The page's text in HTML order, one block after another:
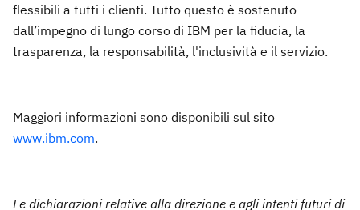
flessibili a tutti i clienti. Tutto questo è sostenuto
dall’impegno di lungo corso di IBM per la fiducia, la
trasparenza, la responsabilità, l'inclusività e il servizio.
Maggiori informazioni sono disponibili sul sito
www.ibm.com.
Le dichiarazioni relative alla direzione e agli intenti futuri di